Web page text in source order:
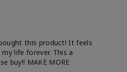
this product! It feels
life forever. This a
buy!! MAKE MORE